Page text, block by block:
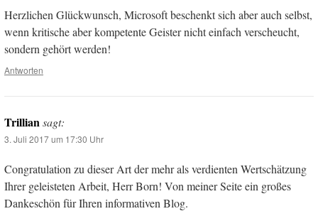
Herzlichen Glückwunsch, Microsoft beschenkt sich aber auch selbst,
wenn kritische aber kompetente Geister nicht einfach verscheucht,
sondern gehört werden!
Antworten
Trilliansagt:
3. Juli 2017 um 17:30 Uhr
Congratulation zu dieser Art der mehr als verdienten Wertschätzung
Ihrer geleisteten Arbeit, Herr Born! Von meiner Seite ein großes
Dankeschön für Ihren informativen Blog.